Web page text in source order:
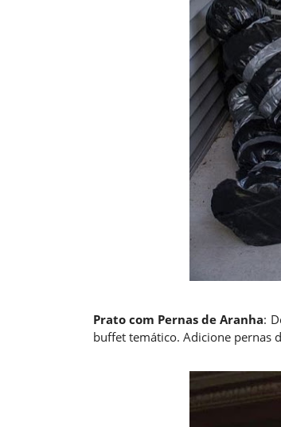
Prato com Pernas de Aranha:
buffet temático. Adicione pernas